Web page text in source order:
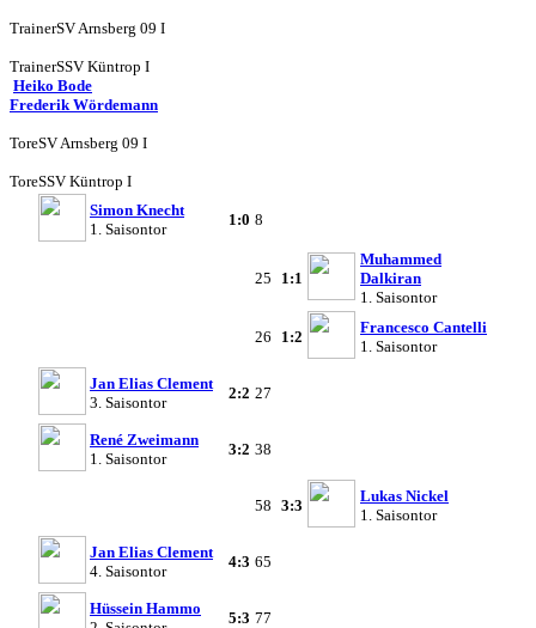
TrainerSV Arnsberg 09 I
TrainerSSV Küntrop I
Heiko Bode
Frederik Wördemann
ToreSV Arnsberg 09 I
ToreSSV Küntrop I
Simon Knecht
1. Saisontor
1:0 8
25 1:1
Muhammed
Dalkiran
1. Saisontor
26 1:2
Francesco Cantelli
1. Saisontor
Jan Elias Clement
3. Saisontor
2:2 27
René Zweimann
1. Saisontor
3:2 38
58 3:3
Lukas Nickel
1. Saisontor
Jan Elias Clement
4. Saisontor
4:3 65
Hüssein Hammo
5:3 77